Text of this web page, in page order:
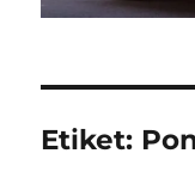
Etiket: